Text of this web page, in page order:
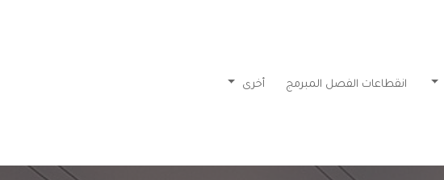
انقطاعات الفصل المبرمج أخرى